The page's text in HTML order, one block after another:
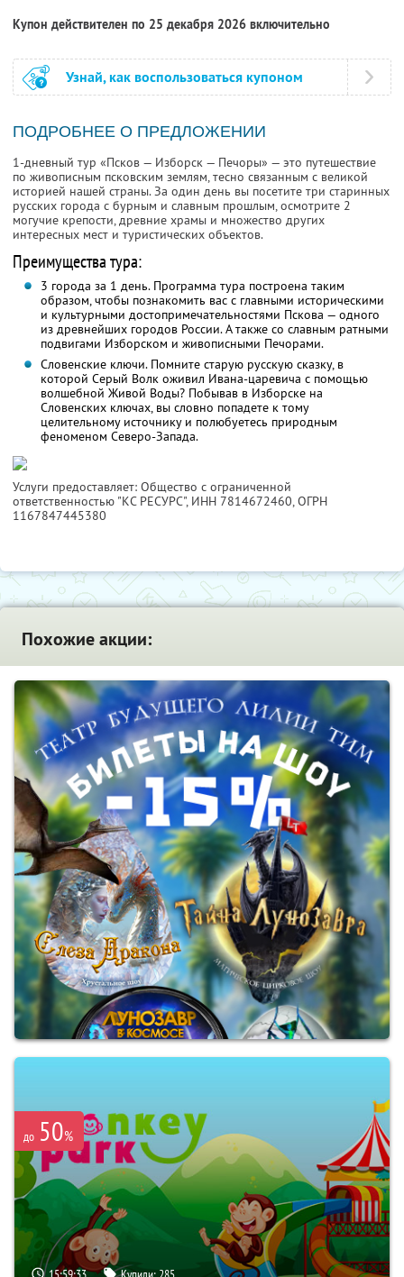
Купон действителен по 25 декабря 2026 включительно
Узнай, как воспользоваться купоном
ПОДРОБНЕЕ О ПРЕДЛОЖЕНИИ
1-дневный тур «Псков — Изборск — Печоры» — это путешествие
по живописным псковским землям, тесно связанным с великой
историей нашей страны. За один день вы посетите три старинных
русских города с бурным и славным прошлым, осмотрите 2
могучие крепости, древние храмы и множество других
интересных мест и туристических объектов.
Преимущества тура:
3 города за 1 день. Программа тура построена таким
образом, чтобы познакомить вас с главными историческими
и культурными достопримечательностями Пскова — одного
из древнейших городов России. А также со славным ратными
подвигами Изборском и живописными Печорами.
Словенские ключи. Помните старую русскую сказку, в
которой Серый Волк оживил Ивана-царевича с помощью
волшебной Живой Воды? Побывав в Изборске на
Словенских ключах, вы словно попадете к тому
целительному источнику и полюбуетесь природным
феноменом Северо-Запада.
Услуги предоставляет: Общество с ограниченной
ответственностью "КС РЕСУРС", ИНН 7814672460, ОГРН
1167847445380
Похожие акции:
до 50%